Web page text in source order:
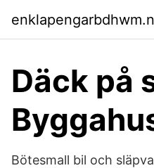
Däck på
Bötesmall bil och